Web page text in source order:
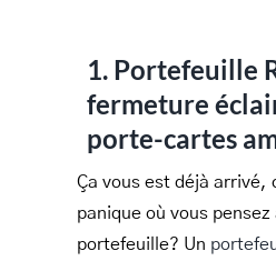
1. Portefeuille
fermeture
porte-cartes
Ça vous est déjà arrivé,
panique où vous
portefeuille? Un